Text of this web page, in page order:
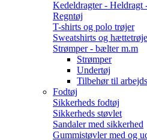
Kedeldragter - Heldragt
Regntøj
T-shirts og polo trøjer
Sweatshirts og
Strømper - bælter m.m
Strømper
Undertøj
Tilbehør til
Fodtøj
Sikkerheds fodtøj
Sikkerheds støvlet
Sandaler med sikkerhed
Gummistøvler med og